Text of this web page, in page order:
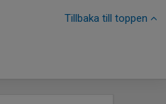
Tillbaka till toppen